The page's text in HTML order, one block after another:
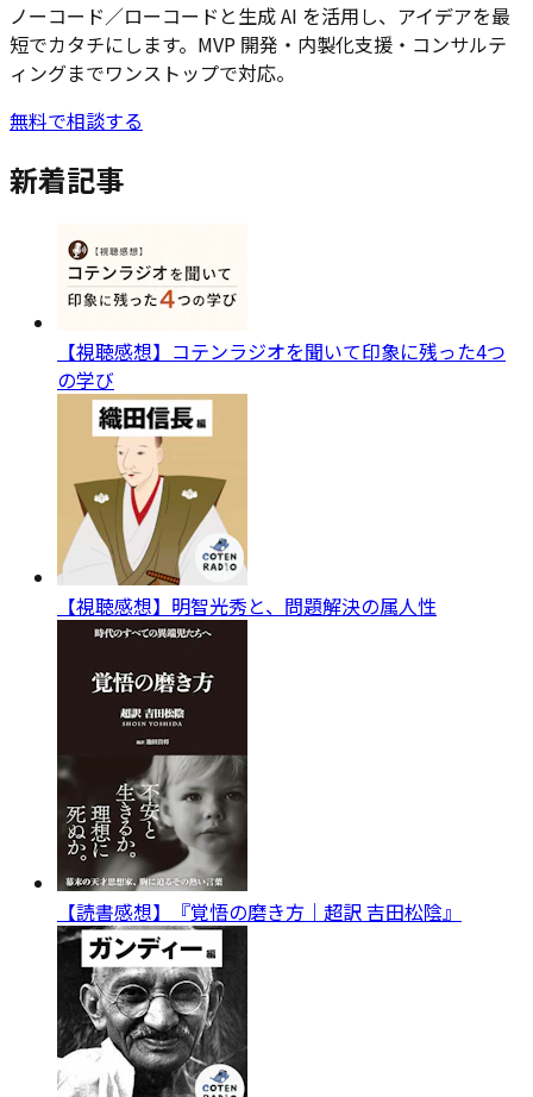
ノーコード／ローコードと生成 AI を活用し、アイデアを最
短でカタチにします。MVP 開発・内製化支援・コンサルテ
ィングまでワンストップで対応。
無料で相談する
新着記事
【視聴感想】コテンラジオを聞いて印象に残った4つ
の学び
【視聴感想】明智光秀と、問題解決の属人性
【読書感想】『覚悟の磨き方｜超訳 吉田松陰』